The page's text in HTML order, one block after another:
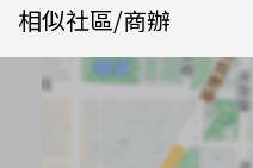
相似社區/商辦